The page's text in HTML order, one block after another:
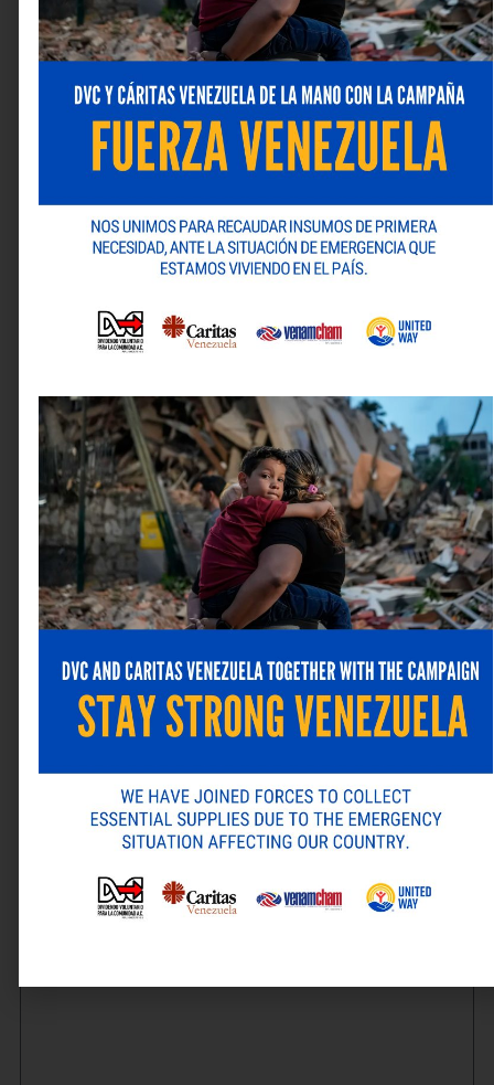
partners estratégicos que hicieron realidad esta
evolución tecnológica para la región.
Tamaño del mercado de NaaS: de US$33 millones
en 2025 a US$115.000 millones para 2030 (+28,3%).
Fuente: Mordor Intelligence, Network as a Service
Market Size and Trends (Tamaño y tendencias del
mercado de red como servicio), febrero de 2026.
https://www.mordorintelligence.com/industry-
reports/network-as-a-service-market-growth-
trends-and-forecasts
semanas (modelo tradicional) hasta minutos
(NaaS). Fuente: Trustgrid, NaaS vs. MPLS:
marzo de 2026. https://trustgrid.io/the-shift-in-
connectivity-for-saas-providers/
Ahorros del 40%-60% y mejoras de rendimiento en
el 75% de las aplicaciones empresariales. Fuente:
Forrester Research, citada por
Networkasaservice.com, diciembre de 2025.
https://networkasaservice.substack.com/p/naas-
vs-traditional-networking-why
El 40% de la capacidad de la red está
infrautilizada y se desperdician hasta 2,1 millones
de dólares anuales por empresa; el 92% de los
McKinsey, citado por Networkasaservice.com,
diciembre de 2025.
https://networkasaservice.substack.com/p/naas-
vs-traditional-networking-why
Deja una respuesta
Tu dirección de correo electrónico no será publicada.
Los campos obligatorios están marcados con*
Comentario *